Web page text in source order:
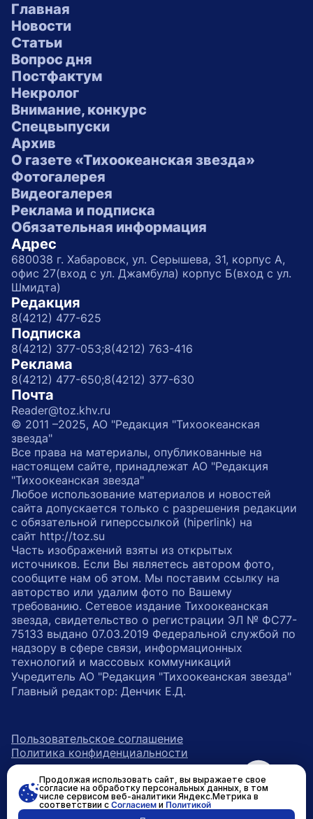
Главная
Новости
Статьи
Вопрос дня
Постфактум
Некролог
Внимание, конкурс
Спецвыпуски
Архив
О газете «Тихоокеанская звезда»
Фотогалерея
Видеогалерея
Реклама и подписка
Обязательная информация
Адрес
680038 г. Хабаровск, ул. Серышева, 31, корпус А,
офис 27(вход с ул. Джамбула) корпус Б(вход с ул.
Шмидта)
Редакция
8(4212) 477-625
Подписка
8(4212) 377-053;8(4212) 763-416
Реклама
8(4212) 477-650;8(4212) 377-630
Почта
Reader@toz.khv.ru
© 2011 –2025, АО "Редакция "Тихоокеанская
звезда"
Все права на материалы, опубликованные на
настоящем сайте, принадлежат АО "Редакция
"Тихоокеанская звезда"
Любое использование материалов и новостей
сайта допускается только с разрешения редакции
с обязательной гиперссылкой (hiperlink) на
сайт http://toz.su
Часть изображений взяты из открытых
источников. Если Вы являетесь автором фото,
сообщите нам об этом. Мы поставим ссылку на
авторство или удалим фото по Вашему
требованию. Сетевое издание Тихоокеанская
звезда, свидетельство о регистрации ЭЛ № ФС77-
75133 выдано 07.03.2019 Федеральной службой по
надзору в сфере связи, информационных
технологий и массовых коммуникаций
Учредитель АО "Редакция "Тихоокеанская звезда"
Главный редактор: Денчик Е.Д.
Пользовательское соглашение
Политика конфиденциальности
ссылка на главную
возрастное ограничение 16+
ссылка на страницу в Вконтакте
ссылка на страницу в
ссылка на канал в
Продолжая использовать сайт, вы выражаете свое
согласие на обработку персональных данных, в том
числе сервисом веб-аналитики Яндекс.Метрика в
соответствии с Согласиеми Политикой